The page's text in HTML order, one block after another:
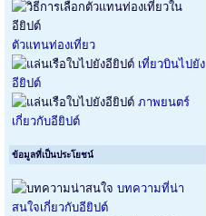
ตัวแทนท่องเที่ยว
เที่ยวบินไปยัง
อียิปต์
ภาพยนตร์
เกี่ยวกับอียิปต์
ข้อมูลที่เป็นประโยชน์
บทความที่น่า
สนใจเกี่ยวกับอียิปต์